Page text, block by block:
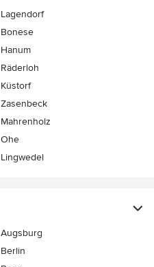
Lagendorf
Bonese
Hanum
Räderloh
Küstorf
Zasenbeck
Mahrenholz
Ohe
Lingwedel
Augsburg
Berlin